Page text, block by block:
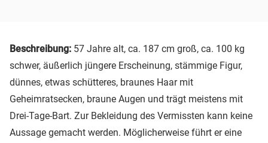
Beschreibung: 57 Jahre alt, ca. 187 cm groß, ca. 100 kg
schwer, äußerlich jüngere Erscheinung, stämmige Figur,
dünnes, etwas schütteres, braunes Haar mit
Geheimratsecken, braune Augen und trägt meistens mit
Drei-Tage-Bart. Zur Bekleidung des Vermissten kann keine
Aussage gemacht werden. Möglicherweise führt er eine